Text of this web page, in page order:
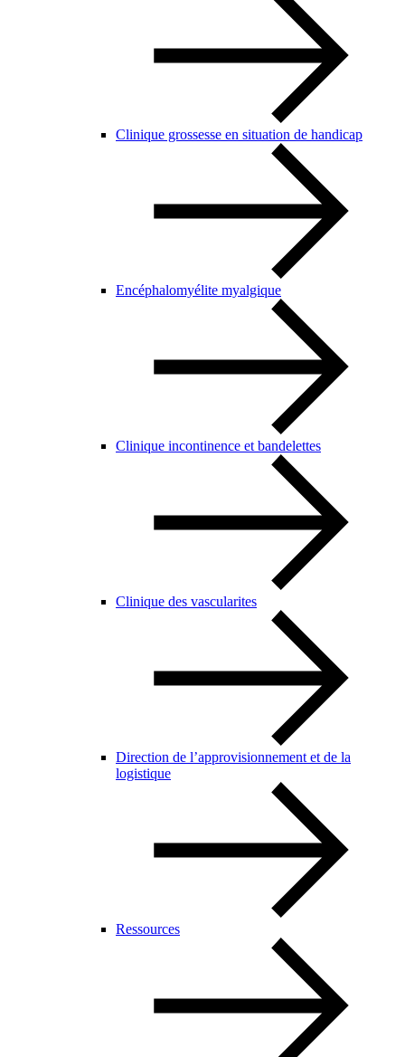
Clinique grossesse en situation de handicap
Encéphalomyélite myalgique
Clinique incontinence et bandelettes
Clinique des vascularites
Direction de l’approvisionnement et de la
logistique
Ressources